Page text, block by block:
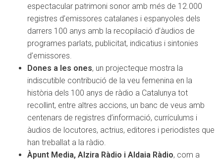
espectacular patrimoni sonor amb més de 12.000
registres d’emissores catalanes i espanyoles dels
darrers 100 anys amb la recopilació d’àudios de
programes parlats, publicitat, indicatius i sintonies
d’emissores.
Dones a les ones, un projecteque mostra la
indiscutible contribució de la veu femenina en la
història dels 100 anys de ràdio a Catalunya tot
recollint, entre altres accions, un banc de veus amb
centenars de registres d’informació, currículums i
àudios de locutores, actrius, editores i periodistes que
han treballat a la ràdio.
Àpunt Media, Alzira Ràdio i Aldaia Ràdio, com a